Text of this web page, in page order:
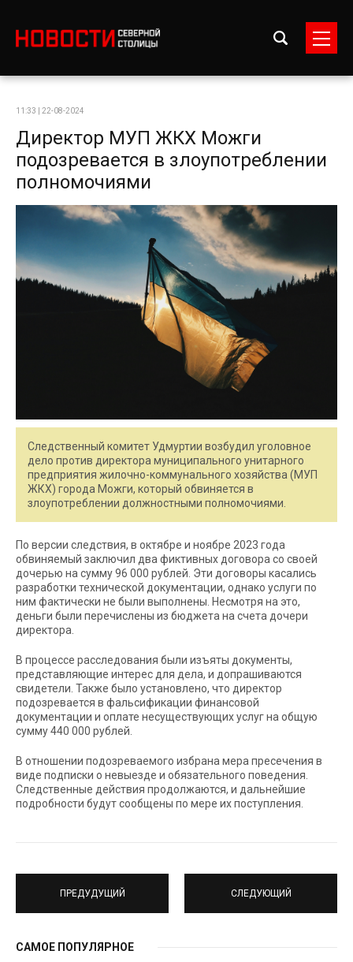
11:33 | 22-08-2024
Директор МУП ЖКХ Можги
подозревается в злоупотреблении
полномочиями
Следственный комитет Удмуртии возбудил уголовное
дело против директора муниципального унитарного
предприятия жилочно-коммунального хозяйства (МУП
ЖКХ) города Можги, который обвиняется в
злоупотреблении должностными полномочиями.
По версии следствия, в октябре и ноябре 2023 года
обвиняемый заключил два фиктивных договора со своей
дочерью на сумму 96 000 рублей. Эти договоры касались
разработки технической документации, однако услуги по
ним фактически не были выполнены. Несмотря на это,
деньги были перечислены из бюджета на счета дочери
директора.
В процессе расследования были изъяты документы,
представляющие интерес для дела, и допрашиваются
свидетели. Также было установлено, что директор
подозревается в фальсификации финансовой
документации и оплате несуществующих услуг на общую
сумму 440 000 рублей.
В отношении подозреваемого избрана мера пресечения в
виде подписки о невыезде и обязательного поведения.
Следственные действия продолжаются, и дальнейшие
подробности будут сообщены по мере их поступления.
ПРЕДУДУЩИЙ СЛЕДУЮЩИЙ
САМОЕ ПОПУЛЯРНОЕ